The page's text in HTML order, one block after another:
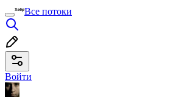
Все потоки
Войти